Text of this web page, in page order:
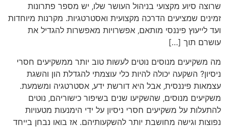
שרוצה סיוע מקצועי בניהול העושר שלו‚ יש מספר פתרונות
זמינים שמציעים הדרכה מקצועית ואסטרטגיות. מקרנות מיוחדות
ועד לייעוץ פיננסי מותאם‚ אפשרויות מאפשרות להגדיל את
עושרם תוך […]
מה משקיעים מנוסים נוטים לעשות טוב יותר ממשקיעים חסרי
ניסיון? השקעה יכולה להיות כלי עוצמתי להגדלת הון והשגת
עצמאות פיננסית‚ אבל היא דורשת ידע‚ אסטרטגיה ומשמעת.
משקיעים מנוסים‚ שהשקיעו שנים בשיפור כישוריהם‚ נוטים
להתעלות על משקיעים חסרי ניסיון על ידי הימנעות מטעויות
נפוצות וגישה מחושבת יותר להשקעותיהם. אז בואו נבחן בייחד